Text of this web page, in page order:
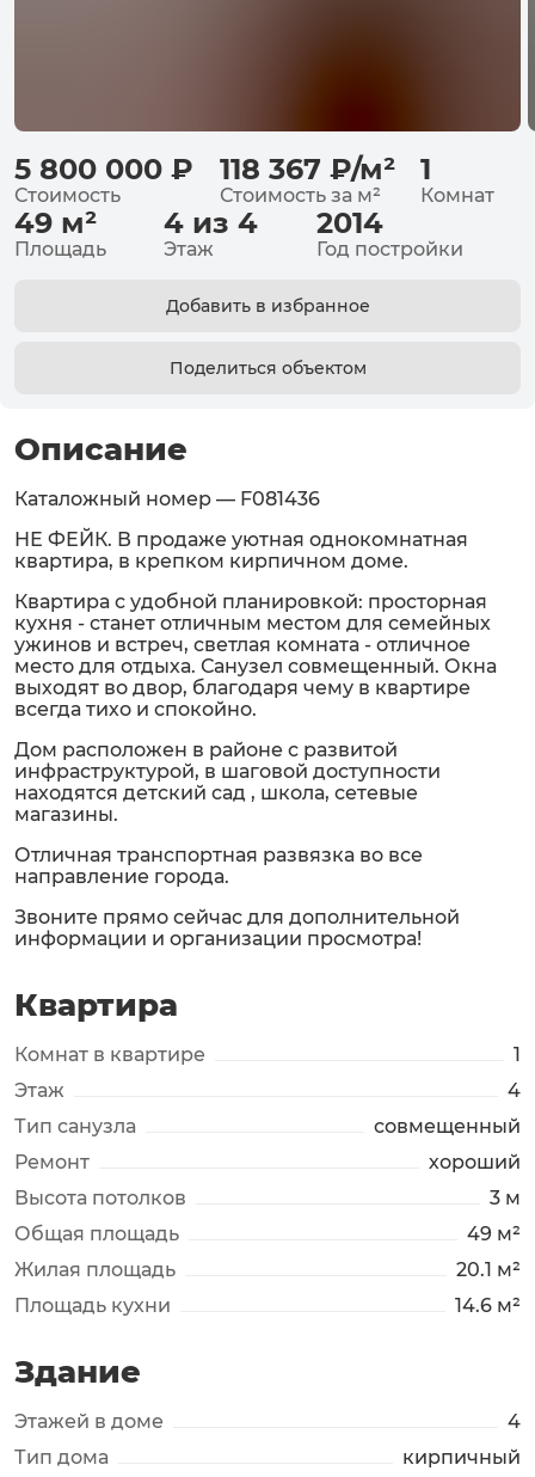
5 800 000 ₽
Стоимость
118 367 ₽/м²
Стоимость за м²
1
Комнат
49 м²
Площадь
4 из 4
Этаж
2014
Год постройки
Добавить в избранное
Поделиться объектом
Описание
Каталожный номер — F081436
НЕ ФЕЙК. В продаже уютная однокомнатная
квартира, в крепком кирпичном доме.
Квартира с удобной планировкой: просторная
кухня - станет отличным местом для семейных
ужинов и встреч, светлая комната - отличное
место для отдыха. Санузел совмещенный. Окна
выходят во двор, благодаря чему в квартире
всегда тихо и спокойно.
Дом расположен в районе с развитой
инфраструктурой, в шаговой доступности
находятся детский сад , школа, сетевые
магазины.
Отличная транспортная развязка во все
направление города.
Звоните прямо сейчас для дополнительной
информации и организации просмотра!
Квартира
Комнат в квартире
1
Этаж
4
Тип санузла
совмещенный
Ремонт
хороший
Высота потолков
3 м
Общая площадь
49 м²
Жилая площадь
20.1 м²
Площадь кухни
14.6 м²
Здание
Этажей в доме
4
Тип дома
кирпичный